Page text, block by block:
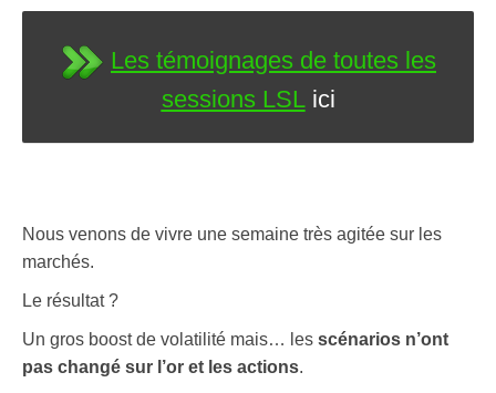
Les témoignages de toutes les
sessions LSLici
Nous venons de vivre une semaine très agitée sur les
marchés.
Le résultat ?
Un gros boost de volatilité mais… les scénarios n’ont
pas changé sur l’or et les actions.